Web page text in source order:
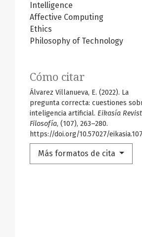
Intelligence
Affective Computing
Ethics
Philosophy of Technology
Cómo citar
Álvarez Villanueva, E. (2022). La
pregunta correcta: cuestiones
inteligencia artificial. Eikasía
Filosofía, (107), 263–280.
https://doi.org/10.57027/
Más formatos de cita